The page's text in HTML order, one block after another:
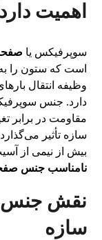
اهمیت
سوپرفیکس یا
است که ستون را
وظیفه انتقال
دارد. جنس
مقاومت در برابر
سازه تأثیر
بیش از نیمی از
نامناسب جنس
نقش جنس
سازه